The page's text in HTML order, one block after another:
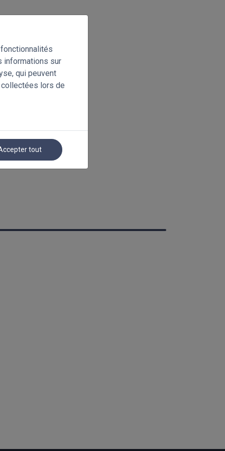
informations sur
qui peuvent
lors de
tout